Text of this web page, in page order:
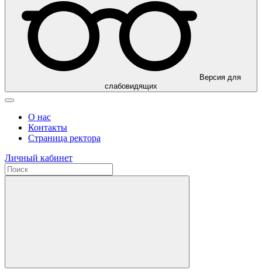
Версия для
слабовидящих
О нас
Контакты
Страница ректора
Личный кабинет